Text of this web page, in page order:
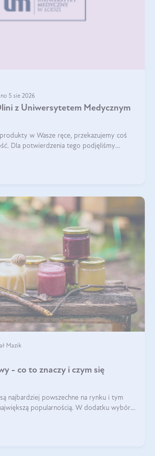
5 sie 2026
z Uniwersytetem Medycznym
produkty w Wasze ręce, przekazujemy coś
Dla potwierdzenia tego podjęliśmy
Mazik
- co to znaczy i czym się
najbardziej powszechne na rynku i tym
popularnością. W dodatku wybór